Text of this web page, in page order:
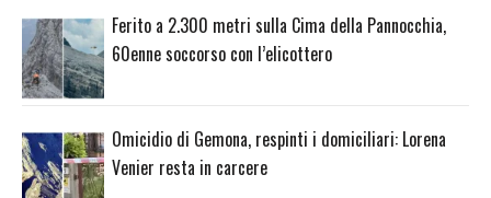
Ferito a 2.300 metri sulla Cima della Pannocchia,
60enne soccorso con l’elicottero
Omicidio di Gemona, respinti i domiciliari: Lorena
Venier resta in carcere